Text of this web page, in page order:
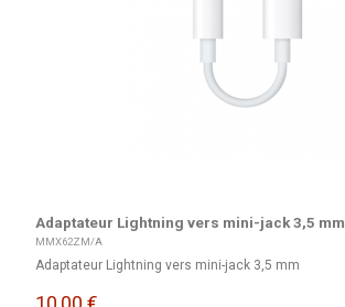
Adaptateur Lightning vers mini-jack 3,5 mm
MMX62ZM/A
Adaptateur Lightning vers mini-jack 3,5 mm